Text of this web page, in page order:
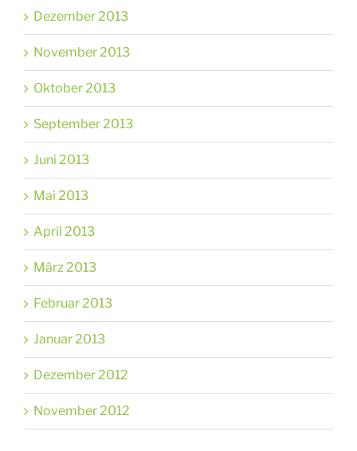
Dezember 2013
November 2013
Oktober 2013
September 2013
Juni 2013
Mai 2013
April 2013
März 2013
Februar 2013
Januar 2013
Dezember 2012
November 2012